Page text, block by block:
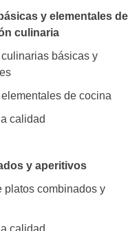
y elementales de
culinaria
básicas y
de cocina
calidad
y aperitivos
platos combinados y